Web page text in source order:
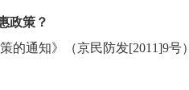
政策？
通知》（京民防发[2011]9